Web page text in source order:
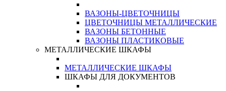
ВАЗОНЫ-ЦВЕТОЧНИЦЫ
ЦВЕТОЧНИЦЫ МЕТАЛЛИЧЕСКИЕ
ВАЗОНЫ БЕТОННЫЕ
ВАЗОНЫ ПЛАСТИКОВЫЕ
МЕТАЛЛИЧЕСКИЕ ШКАФЫ
МЕТАЛЛИЧЕСКИЕ ШКАФЫ
ШКАФЫ ДЛЯ ДОКУМЕНТОВ